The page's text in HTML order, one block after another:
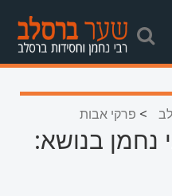
> פרקי אבות
נחמן בנושא: